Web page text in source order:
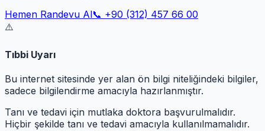
Hemen Randevu Al📞 +90 (312) 457 66 00
⚠️
Tıbbi Uyarı
Bu internet sitesinde yer alan ön bilgi niteliğindeki bilgiler,
sadece bilgilendirme amacıyla hazırlanmıştır.
Tanı ve tedavi için mutlaka doktora başvurulmalıdır.
Hiçbir şekilde tanı ve tedavi amacıyla kullanılmamalıdır.